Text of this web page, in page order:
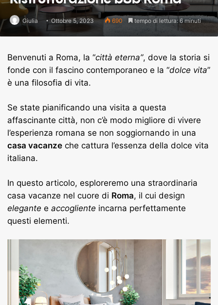
Giulia Ottobre 5, 2023 690 tempo di lettura: 6 minuti
Benvenuti a Roma, la “città eterna”, dove la storia si
fonde con il fascino contemporaneo e la “dolce vita”
è una filosofia di vita.
Se state pianificando una visita a questa
affascinante città, non c’è modo migliore di vivere
l’esperienza romana se non soggiornando in una
casa vacanze che cattura l’essenza della dolce vita
italiana.
In questo articolo, esploreremo una straordinaria
casa vacanze nel cuore di Roma, il cui design
elegante e accogliente incarna perfettamente
questi elementi.